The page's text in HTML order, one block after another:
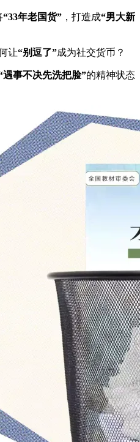
“33年老国货” ，打造成“男大新
让“别逗了”成为社交货币？
遇事不决先洗把脸”的精神状态